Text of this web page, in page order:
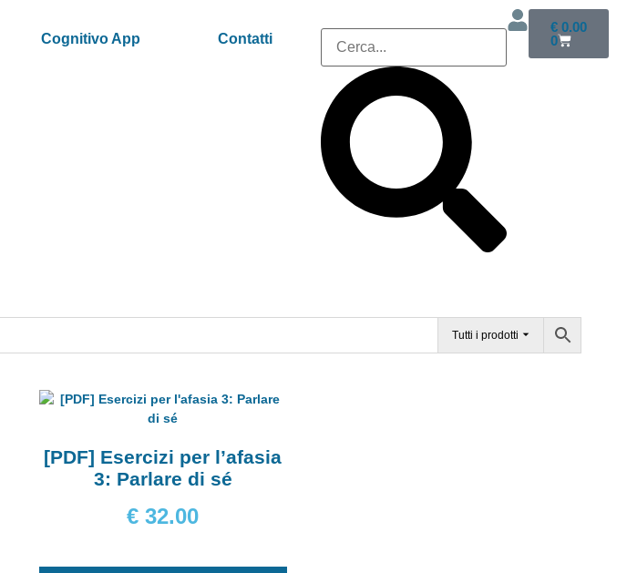
Cognitivo App Contatti
€0.00
0
Tutti i prodotti
[PDF] Esercizi per l’afasia
3: Parlare di sé
€ 32.00